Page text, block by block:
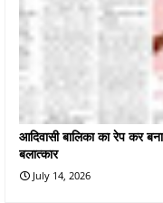
आदिवासी बालिका का रेप कर
बलात्कार
July 14, 2026